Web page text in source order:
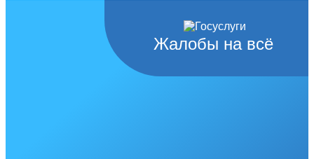
Жалобы на всё